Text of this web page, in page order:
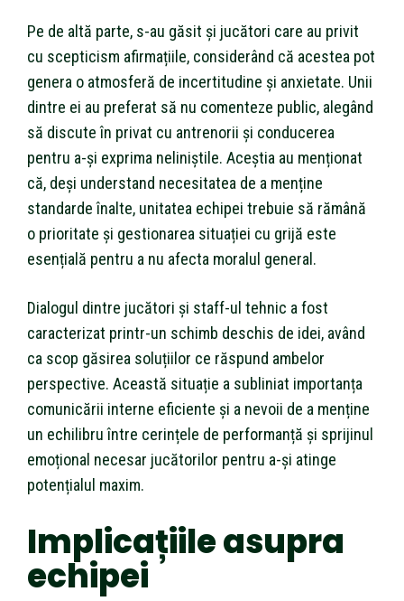
Pe de altă parte, s-au găsit și jucători care au privit
cu scepticism afirmațiile, considerând că acestea pot
genera o atmosferă de incertitudine și anxietate. Unii
dintre ei au preferat să nu comenteze public, alegând
să discute în privat cu antrenorii și conducerea
pentru a-și exprima neliniștile. Aceștia au menționat
că, deși understand necesitatea de a menține
standarde înalte, unitatea echipei trebuie să rămână
o prioritate și gestionarea situației cu grijă este
esențială pentru a nu afecta moralul general.
Dialogul dintre jucători și staff-ul tehnic a fost
caracterizat printr-un schimb deschis de idei, având
ca scop găsirea soluțiilor ce răspund ambelor
perspective. Această situație a subliniat importanța
comunicării interne eficiente și a nevoii de a menține
un echilibru între cerințele de performanță și sprijinul
emoțional necesar jucătorilor pentru a-și atinge
potențialul maxim.
Implicațiile asupra
echipei